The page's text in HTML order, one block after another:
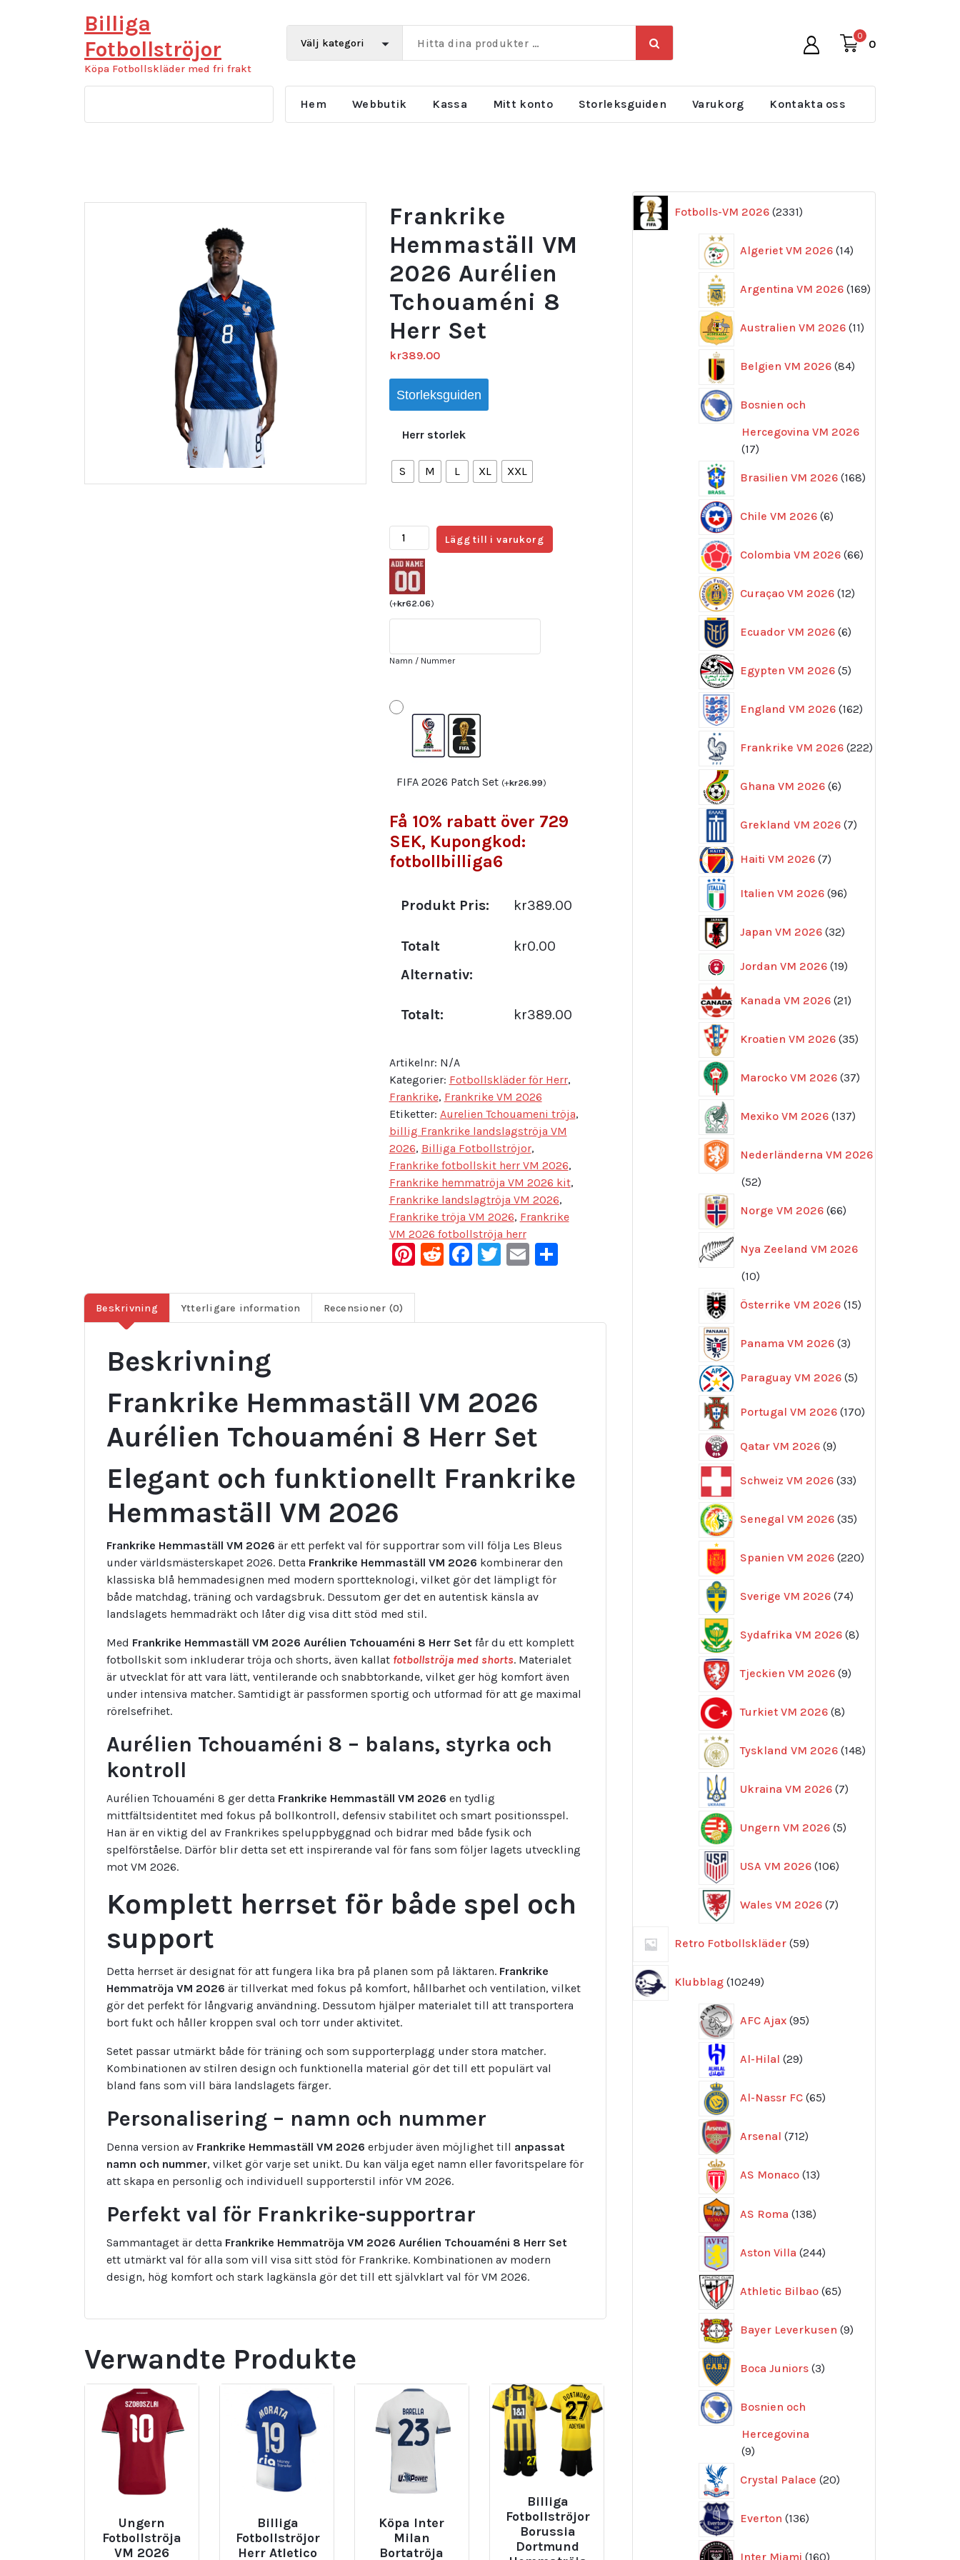
Billiga
Fotbollströjor
Köpa Fotbollskläder med fri frakt
0
0
Hem Webbutik Kassa Mitt konto Storleksguiden Varukorg Kontakta oss
Frankrike
Hemmaställ VM
2026 Aurélien
Tchouaméni 8
Herr Set
kr389.00
Storleksguiden
Herr storlek
S M L XL XXL
Frankrike
Hemmaställ
VM
2026
Aurélien
Tchouaméni
Herr
Lägg till i varukorg
(+kr62.06)
Namn / Nummer
FIFA 2026 Patch Set (+kr26.99)
Få 10% rabatt över 729
SEK, Kupongkod:
fotbollbilliga6
Produkt Pris: kr389.00
Totalt
Alternativ:
kr0.00
Totalt: kr389.00
Artikelnr: N/A
Kategorier: Fotbollskläder för Herr,
Frankrike, Frankrike VM 2026
Etiketter: Aurelien Tchouameni tröja,
billig Frankrike landslagströja VM
2026, Billiga Fotbollströjor,
Frankrike fotbollskit herr VM 2026,
Frankrike hemmatröja VM 2026 kit,
Frankrike landslagtröja VM 2026,
Frankrike tröja VM 2026, Frankrike
VM 2026 fotbollströja herr
Pinterest
Reddit
Facebook
Twitter
Email
Dela
Beskrivning Ytterligare information Recensioner (0)
Beskrivning
Frankrike Hemmaställ VM 2026
Aurélien Tchouaméni 8 Herr Set
Elegant och funktionellt Frankrike
Hemmaställ VM 2026
Frankrike Hemmaställ VM 2026 är ett perfekt val för supportrar som vill följa Les Bleus
under världsmästerskapet 2026. Detta Frankrike Hemmaställ VM 2026 kombinerar den
klassiska blå hemmadesignen med modern sportteknologi, vilket gör det lämpligt för
både matchdag, träning och vardagsbruk. Dessutom ger det en autentisk känsla av
landslagets hemmadräkt och låter dig visa ditt stöd med stil.
Med Frankrike Hemmaställ VM 2026 Aurélien Tchouaméni 8 Herr Set får du ett komplett
fotbollskit som inkluderar tröja och shorts, även kallat fotbollströja med shorts. Materialet
är utvecklat för att vara lätt, ventilerande och snabbtorkande, vilket ger hög komfort även
under intensiva matcher. Samtidigt är passformen sportig och utformad för att ge maximal
rörelsefrihet.
Aurélien Tchouaméni 8 – balans, styrka och
kontroll
Aurélien Tchouaméni 8 ger detta Frankrike Hemmaställ VM 2026 en tydlig
mittfältsidentitet med fokus på bollkontroll, defensiv stabilitet och smart positionsspel.
Han är en viktig del av Frankrikes speluppbyggnad och bidrar med både fysik och
spelförståelse. Därför blir detta set ett inspirerande val för fans som följer lagets utveckling
mot VM 2026.
Komplett herrset för både spel och
support
Detta herrset är designat för att fungera lika bra på planen som på läktaren. Frankrike
Hemmatröja VM 2026 är tillverkat med fokus på komfort, hållbarhet och ventilation, vilket
gör det perfekt för långvarig användning. Dessutom hjälper materialet till att transportera
bort fukt och håller kroppen sval och torr under aktivitet.
Setet passar utmärkt både för träning och som supporterplagg under stora matcher.
Kombinationen av stilren design och funktionella material gör det till ett populärt val
bland fans som vill bära landslagets färger.
Personalisering – namn och nummer
Denna version av Frankrike Hemmaställ VM 2026 erbjuder även möjlighet till anpassat
namn och nummer, vilket gör varje set unikt. Du kan välja eget namn eller favoritspelare för
att skapa en personlig och individuell supporterstil inför VM 2026.
Perfekt val för Frankrike-supportrar
Sammantaget är detta Frankrike Hemmatröja VM 2026 Aurélien Tchouaméni 8 Herr Set
ett utmärkt val för alla som vill visa sitt stöd för Frankrike. Kombinationen av modern
design, hög komfort och stark lagkänsla gör det till ett självklart val för VM 2026.
Verwandte Produkte
Ungern
Fotbollströja
VM 2026
Billiga
Fotbollströjor
Herr Atletico
Köpa Inter
Milan
Bortatröja
Billiga
Fotbollströjor
Borussia
Dortmund
Fotbolls-VM 2026 2331
produkter
Algeriet VM 2026 14
produkter
Argentina VM 2026 169
produkter
Australien VM 2026 11
produkter
Belgien VM 2026 84
produkter
Bosnien och
Hercegovina VM 2026
1717
Brasilien VM 2026 168
produkter
Chile VM 2026 6
produkter
Colombia VM 2026 66
produkter
Curaçao VM 2026 12
produkter
Ecuador VM 2026 6
produkter
Egypten VM 2026 5
produkter
England VM 2026 162
produkter
Frankrike VM 2026 222
produkter
Ghana VM 2026 6
produkter
Grekland VM 2026 7
produkter
Haiti VM 2026 77
Italien VM 2026 96
produkter
Japan VM 2026 32
produkter
Jordan VM 2026 1919
Kanada VM 2026 21
produkter
Kroatien VM 2026 35
produkter
Marocko VM 2026 37
produkter
Mexiko VM 2026 137
produkter
Nederländerna VM 2026
5252
Norge VM 2026 66
produkter
Nya Zeeland VM 2026
1010
Österrike VM 2026 15
produkter
Panama VM 2026 3
produkter
Paraguay VM 2026 55
Portugal VM 2026 170
produkter
Qatar VM 2026 99
Schweiz VM 2026 33
produkter
Senegal VM 2026 35
produkter
Spanien VM 2026 220
produkter
Sverige VM 2026 74
produkter
Sydafrika VM 2026 8
produkter
Tjeckien VM 2026 9
produkter
Turkiet VM 2026 8
produkter
Tyskland VM 2026 148
produkter
Ukraina VM 2026 7
produkter
Ungern VM 2026 5
produkter
USA VM 2026 106
produkter
Wales VM 2026 7
produkter
Retro Fotbollskläder 59
produkter
Klubblag 10249
produkter
AFC Ajax 95
produkter
Al-Hilal 29
produkter
Al-Nassr FC 65
produkter
Arsenal 712
produkter
AS Monaco 13
produkter
AS Roma 138
produkter
Aston Villa 244
produkter
Athletic Bilbao 65
produkter
Bayer Leverkusen 9
produkter
Boca Juniors 3
produkter
Bosnien och
Hercegovina
99
Crystal Palace 20
produkter
Everton 136
produkter
Inter Miami 160